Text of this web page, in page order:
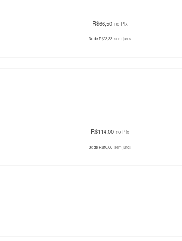
R$66,50 no Pix
3x deR$23,33 sem juros
R$114,00 no Pix
3x deR$40,00 sem juros